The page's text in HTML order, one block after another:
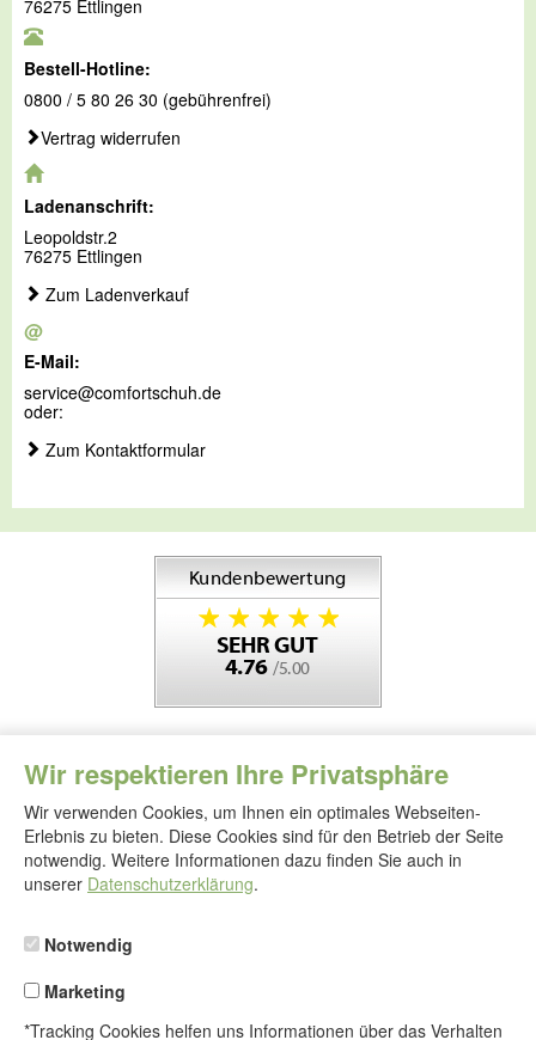
Wir respektieren Ihre Privatsphäre
Wir verwenden Cookies, um Ihnen ein optimales Webseiten-
Erlebnis zu bieten. Diese Cookies sind für den Betrieb der Seite
notwendig. Weitere Informationen dazu finden Sie auch in
unserer Datenschutzerklärung.
Notwendig
Marketing
*Tracking Cookies helfen uns Informationen über das Verhalten
76275 Ettlingen
Bestell-Hotline:
0800 / 5 80 26 30 (gebührenfrei)
Vertrag widerrufen
Ladenanschrift:
Leopoldstr.2
76275 Ettlingen
Zum Ladenverkauf
@
E-Mail:
service@comfortschuh.de
oder:
Zum Kontaktformular
Folgen